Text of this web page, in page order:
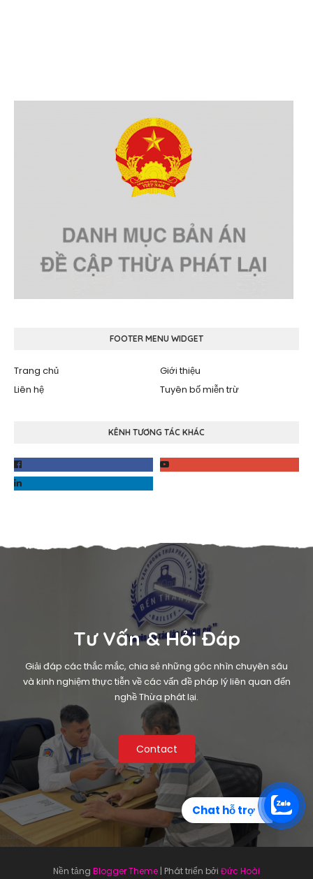
Chat hỗ trợ
FOOTER MENU WIDGET
Trang chủ
Giới thiệu
Liên hệ
Tuyên bố miễn trừ
KÊNH TƯƠNG TÁC KHÁC
Tư Vấn & Hỏi Đáp
Giải đáp các thắc mắc, chia sẻ những góc nhìn chuyên sâu
và kinh nghiệm thực tiễn về các vấn đề pháp lý liên quan đến
nghề Thừa phát lại.
Contact
Nền tảng Blogger Theme | Phát triển bởi Đức Hoài